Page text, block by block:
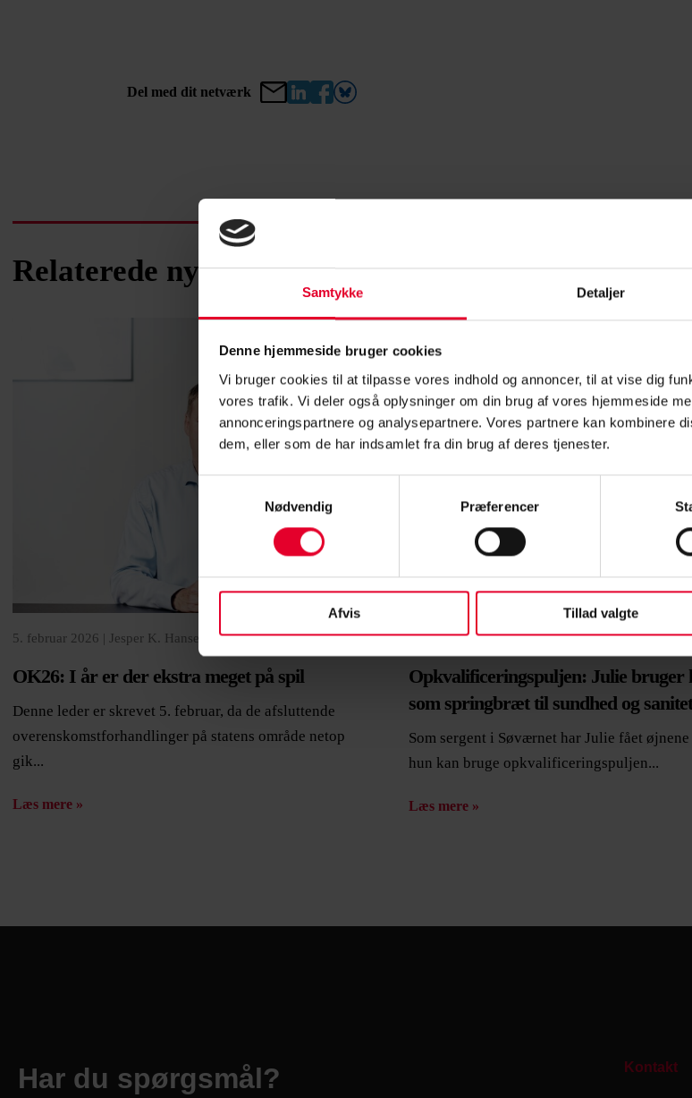
Samtykke Detaljer
Denne hjemmeside bruger cookies
Vi bruger cookies til at tilpasse vores indhold og annoncer, til at vise dig
vores trafik. Vi deler også oplysninger om din brug af vores hjemmeside
annonceringspartnere og analysepartnere. Vores partnere kan kombinere
dem, eller som de har indsamlet fra din brug af deres tjenester.
Nødvendig
Præferencer
Afvis Tillad valgte
Del med dit netværk
Relaterede nyheder
5. februar 2026 | Jesper K. Hansen - Formand
OK26: I år er der ekstra meget på spil
Denne leder er skrevet 5. februar, da de afsluttende
overenskomstforhandlinger på statens område netop
gik...
Læs mere »
30. januar 2026 |Julie Walton
Opkvalificeringspuljen: Julie bruger
som springbræt til sundhed og
Som sergent i Søværnet har Julie fået
hun kan bruge opkvalificeringspuljen...
Læs mere »
Har du spørgsmål?
Kontakt